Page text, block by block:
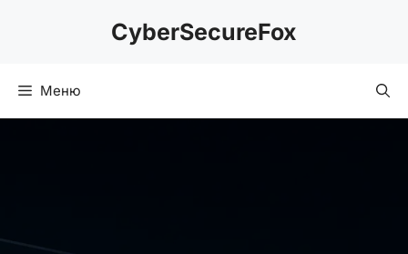
CyberSecureFox
Меню